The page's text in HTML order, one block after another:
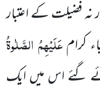
نہ فضیلت کے اعتبار
کرامعَلَیْہِمُ الصَّلٰوۃُ
گئے اس میں ایک